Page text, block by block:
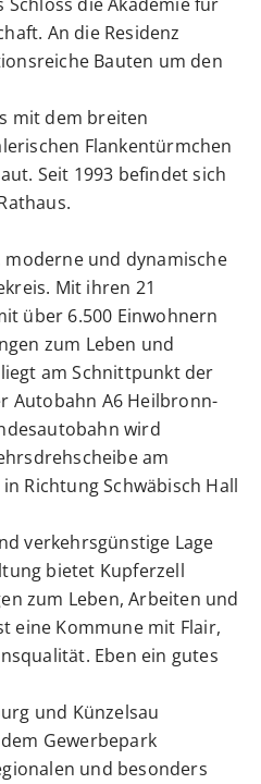
An die Residenz
Bauten um den
mit dem breiten
Flankentürmchen
Seit 1993 befindet sich
und dynamische
Mit ihren 21
über 6.500 Einwohnern
zum Leben und
am Schnittpunkt der
Autobahn A6 Heilbronn-
wird
am
Richtung Schwäbisch Hall
verkehrsgünstige Lage
bietet Kupferzell
zum Leben, Arbeiten und
eine Kommune mit Flair,
Eben ein gutes
und Künzelsau
Gewerbepark
und besonders